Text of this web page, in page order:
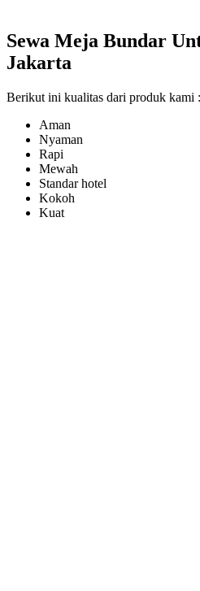
Sewa Meja Bundar
Jakarta
Berikut ini kualitas dari produk kami :
Aman
Nyaman
Rapi
Mewah
Standar hotel
Kokoh
Kuat